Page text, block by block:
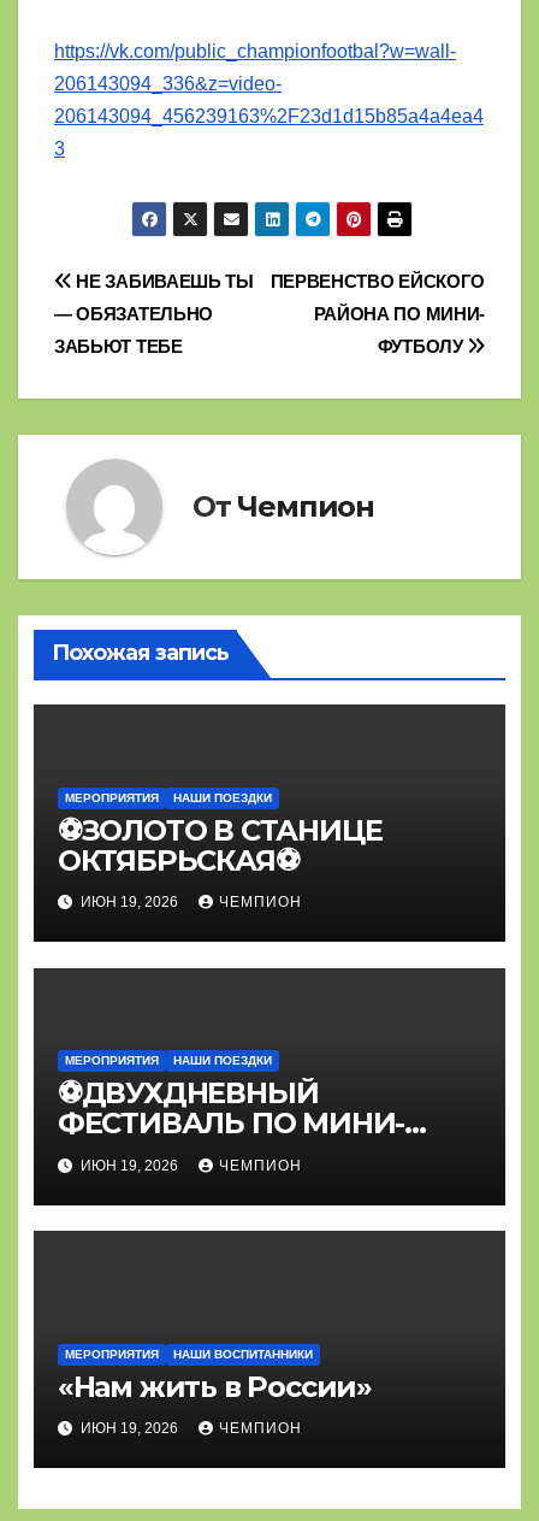
https://vk.com/public_championfootbal?w=wall-
206143094_336&z=video-
206143094_456239163%2F23d1d15b85a4a4ea4
3
Навигация
по
записям
ПЕРВЕНСТВО ЕЙСКОГО
РАЙОНА ПО МИНИ-
ФУТБОЛУ
НЕ ЗАБИВАЕШЬ ТЫ
— ОБЯЗАТЕЛЬНО
ЗАБЬЮТ ТЕБЕ
От Чемпион
Похожая запись
МЕРОПРИЯТИЯ НАШИ ПОЕЗДКИ
⚽ЗОЛОТО В СТАНИЦЕ
ОКТЯБРЬСКАЯ⚽
ИЮН 19, 2026 ЧЕМПИОН
МЕРОПРИЯТИЯ НАШИ ПОЕЗДКИ
⚽ДВУХДНЕВНЫЙ
ФЕСТИВАЛЬ ПО МИНИ-
ФУТБОЛУ⚽
ИЮН 19, 2026 ЧЕМПИОН
МЕРОПРИЯТИЯ НАШИ ВОСПИТАННИКИ
«Нам жить в России»
ИЮН 19, 2026 ЧЕМПИОН